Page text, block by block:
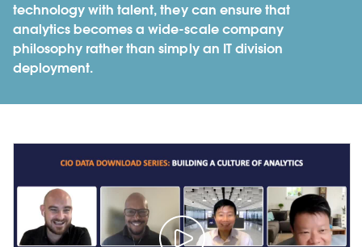
technology with talent, they can ensure that
analytics becomes a wide-scale company
philosophy rather than simply an IT division
deployment.